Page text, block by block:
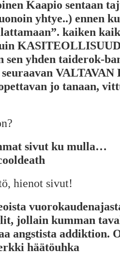
Kaapio sentaan
yhtye..) ennen
kaiken
yhden taiderok-
seuraavan
jo tanaan,
sivut ku mulla…
hienot sivut!
jollain kumman
angstista addiktion.
häätöuhka